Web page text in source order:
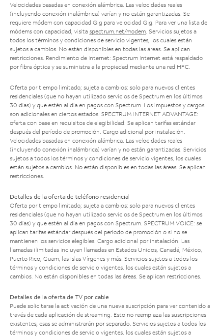
Velocidades basadas en conexión alámbrica. Las velocidades reales
(incluyendo conexión inalámbrica) varían y no están garantizadas. Se
requiere módem con capacidad Gig para velocidad Gig. Para ver una lista de
módems con capacidad, visita spectrum.net/modem . Servicios sujetos a
todos los términos y condiciones de servicio vigentes, los cuales están
sujetos a cambios. No están disponibles en todas las áreas. Se aplican
restricciones. Rendimiento de Internet: Spectrum Internet está respaldado
por fibra óptica y se suministra a la propiedad mediante una red HFC.
Oferta por tiempo limitado; sujeta a cambios; solo para nuevos clientes
residenciales (que no hayan utilizado servicios de Spectrum en los últimos
30 días) y que estén al día en pagos con Spectrum. Los impuestos y cargos
son adicionales en ciertos estados. SPECTRUM INTERNET ADVANTAGE:
oferta con base en requisitos de elegibilidad. Se aplican tarifas estándar
después del período de promoción. Cargo adicional por instalación.
Velocidades basadas en conexión alámbrica. Las velocidades reales
(incluyendo conexión inalámbrica) varían y no están garantizadas. Servicios
sujetos a todos los términos y condiciones de servicio vigentes, los cuales
están sujetos a cambios. No están disponibles en todas las áreas. Se aplican
restricciones.
Detalles de la oferta de teléfono residencial
Oferta por tiempo limitado; sujeta a cambios; solo para nuevos clientes
residenciales (que no hayan utilizado servicios de Spectrum en los últimos
30 días) y que estén al día en pagos con Spectrum. SPECTRUM VOICE: se
aplican tarifas estándar después del período de promoción o si no se
mantienen los servicios elegibles. Cargo adicional por instalación. Las
llamadas ilimitadas incluyen llamadas en Estados Unidos, Canadá, México,
Puerto Rico, Guam, las Islas Vírgenes y más. Servicios sujetos a todos los
términos y condiciones de servicio vigentes, los cuales están sujetos a
cambios. No están disponibles en todas las áreas. Se aplican restricciones.
Detalles de la oferta de TV por cable
Puede solicitarse la activación de una nueva suscripción para ver contenido a
través de cada aplicación de streaming. Esto no reemplaza las suscripciones
existentes; esas se administrarán por separado. Servicios sujetos a todos los
términos y condiciones de servicio vigentes, los cuales están sujetos a